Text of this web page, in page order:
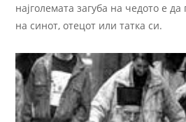
најголемата загуба на чедото е да
на синот, отецот или татка си.